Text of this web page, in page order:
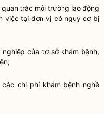
trắc môi trường lao động
việc tại đơn vị có nguy cơ bị
của cơ sở khám bệnh,
chi phí khám bệnh nghề